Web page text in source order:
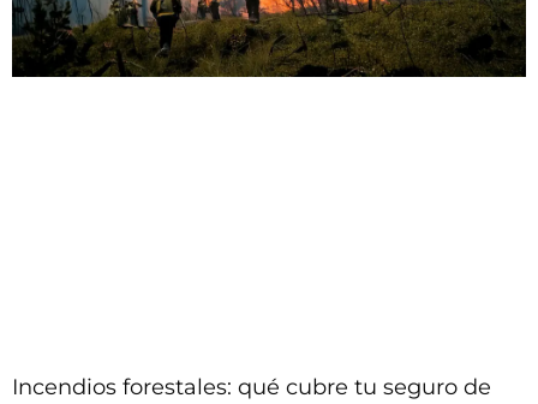
Incendios forestales: qué cubre tu seguro de